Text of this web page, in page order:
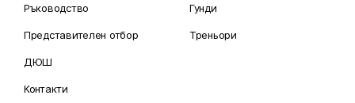
Ръководство
Представителен отбор
ДЮШ
Контакти
Гунди
Треньори